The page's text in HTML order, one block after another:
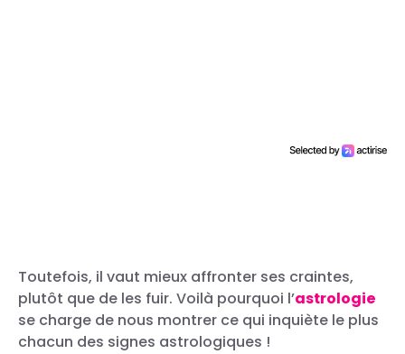
Toutefois, il vaut mieux affronter ses craintes,
plutôt que de les fuir. Voilà pourquoi l’astrologie
se charge de nous montrer ce qui inquiète le plus
chacun des signes astrologiques !